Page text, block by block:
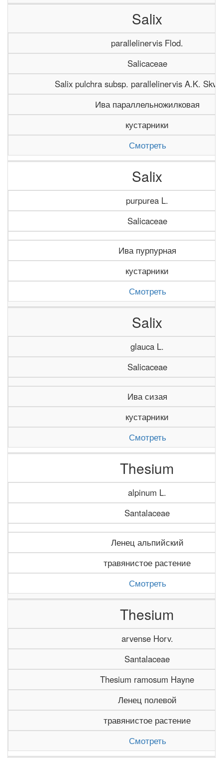
Salix
parallelinervis Flod.
Salicaceae
Salix pulchra subsp. parallelinervis A.K.
Ива параллельножилковая
кустарники
Смотреть
Salix
purpurea L.
Salicaceae
Ива пурпурная
кустарники
Смотреть
Salix
glauca L.
Salicaceae
Ива сизая
кустарники
Смотреть
Thesium
alpinum L.
Santalaceae
Ленец альпийский
травянистое растение
Смотреть
Thesium
arvense Horv.
Santalaceae
Thesium ramosum Hayne
Ленец полевой
травянистое растение
Смотреть